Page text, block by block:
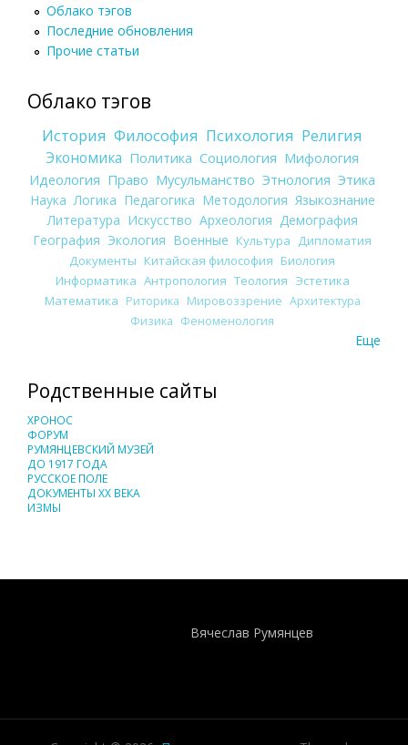
Облако тэгов
Последние обновления
Прочие статьи
Облако тэгов
История Философия Психология Религия
Экономика Политика Социология Мифология
Идеология Право Мусульманство Этнология Этика
Наука Логика Педагогика Методология Языкознание
Литература Искусство Археология Демография
География Экология Военные Культура
Дипломатия
Документы Китайская философия Биология
Информатика Антропология Теология Эстетика
Математика Риторика Мировоззрение Архитектура
Физика Феноменология
Еще
Родственные сайты
ХРОНОС
ФОРУМ
РУМЯНЦЕВСКИЙ МУЗЕЙ
ДО 1917 ГОДА
РУССКОЕ ПОЛЕ
ДОКУМЕНТЫ XX ВЕКА
ИЗМЫ
Вячеслав Румянцев